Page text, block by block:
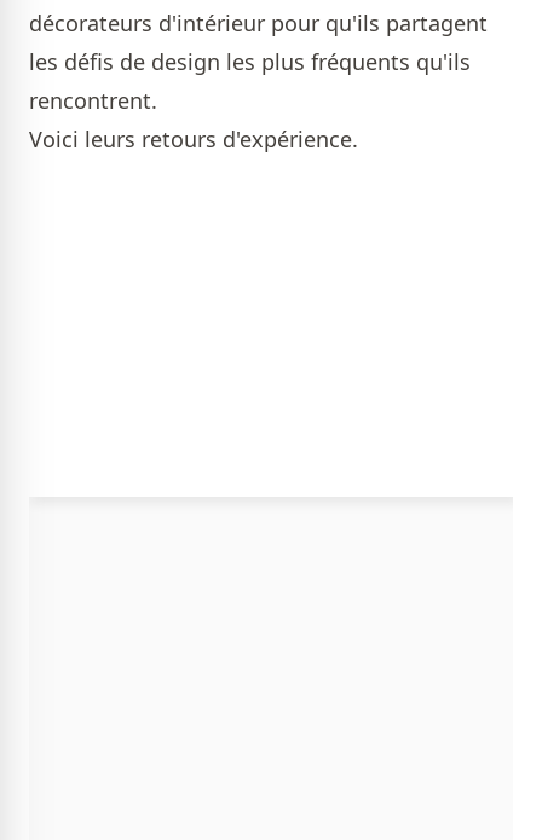
décorateurs d'intérieur pour qu'ils partagent
les défis de design les plus fréquents qu'ils
rencontrent.
Voici leurs retours d'expérience.